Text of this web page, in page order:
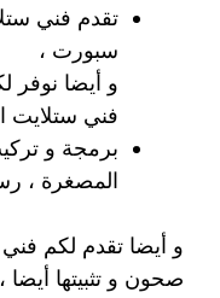
تقدم فني
سبورت ،
و أيضا نوفر
فني ستلايت
برمجة و
المصغرة ،
و أيضا تقدم لكم
صحون و تثبيتها